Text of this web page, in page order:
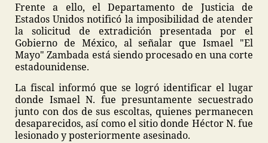
Frente a ello, el Departamento de Justicia de
Estados Unidos notificó la imposibilidad de atender
la solicitud de extradición presentada por el
Gobierno de México, al señalar que Ismael "El
Mayo" Zambada está siendo procesado en una corte
estadounidense.
La fiscal informó que se logró identificar el lugar
donde Ismael N. fue presuntamente secuestrado
junto con dos de sus escoltas, quienes permanecen
desaparecidos, así como el sitio donde Héctor N. fue
lesionado y posteriormente asesinado.